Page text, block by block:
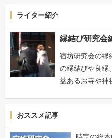
ライター紹介
縁結び研究会
宿坊研究会の縁
の縁結びや良縁
益あるお寺や神
おススメ記事
時宗の総本